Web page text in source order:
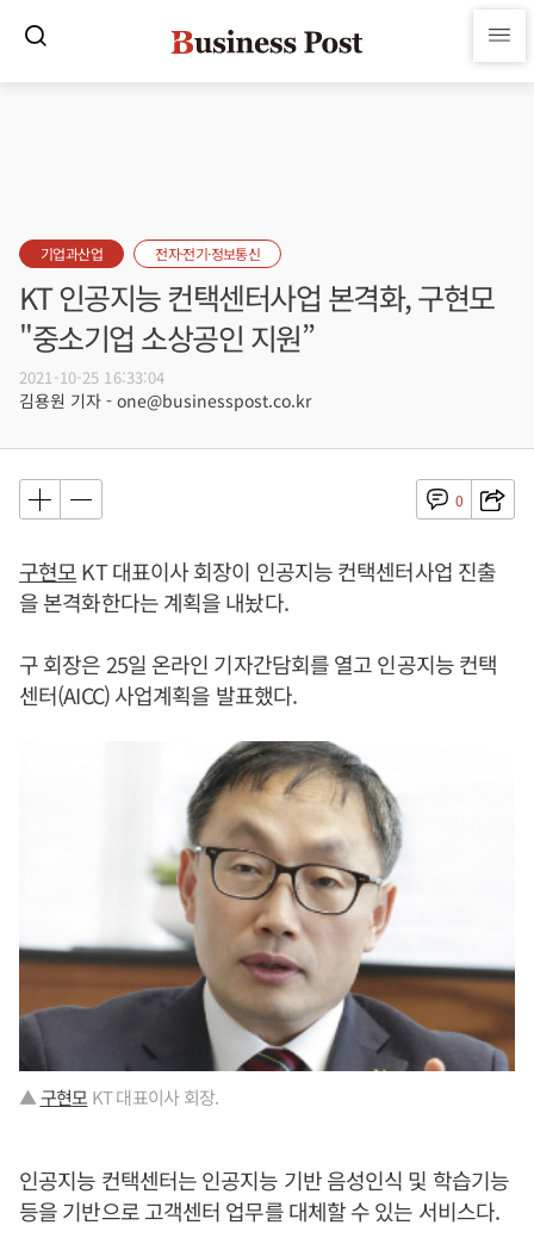
기업과산업 전자·전기·정보통신
KT 인공지능 컨택센터사업 본격화, 구현모
"중소기업 소상공인 지원”
2021-10-25 16:33:04
김용원 기자 - one@businesspost.co.kr
0
구현모KT 대표이사 회장이 인공지능 컨택센터사업 진출
을 본격화한다는 계획을 내놨다.
구 회장은 25일 온라인 기자간담회를 열고 인공지능 컨택
센터(AICC) 사업계획을 발표했다.
▲구현모 KT 대표이사 회장.
인공지능 컨택센터는 인공지능 기반 음성인식 및 학습기능
등을 기반으로 고객센터 업무를 대체할 수 있는 서비스다.